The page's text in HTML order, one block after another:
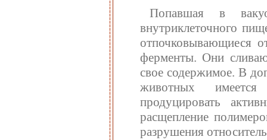
Попавшая в
внутриклеточного
отпочковывающиеся
ферменты. Они
свое содержимое. В
животных имеется
продуцировать
расщепление
разрушения